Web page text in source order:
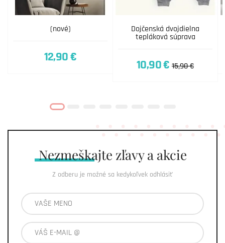
(nové)
12,90 €
Dojčenská dvojdielna
tepláková súprava
10,90 € 15,90 €
Nezmeškajte zľavy a akcie
Z odberu je možné sa kedykoľvek odhlásiť